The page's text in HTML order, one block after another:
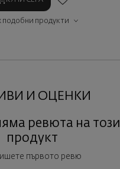
подобни продукти
И ОЦЕНКИ
ревюта на този
продукт
първото ревю